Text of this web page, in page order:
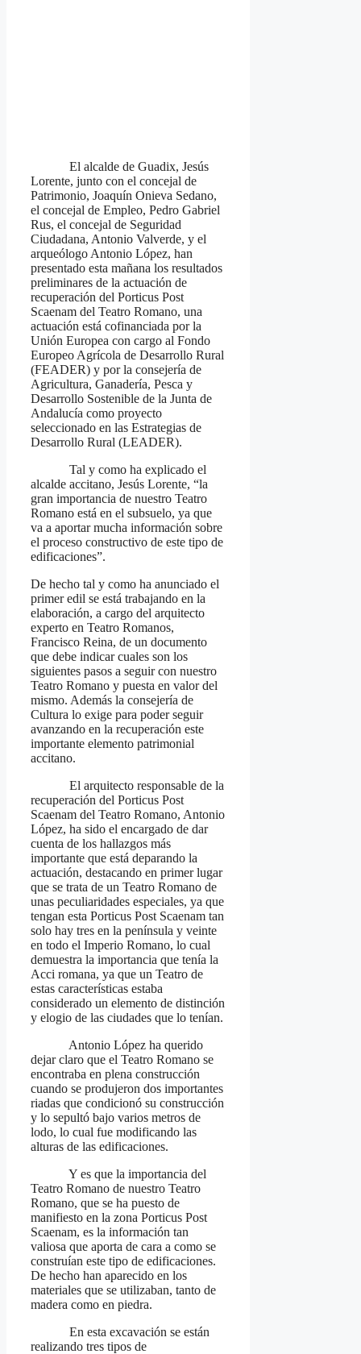
El alcalde de Guadix, Jesús
Lorente, junto con el concejal de
Patrimonio, Joaquín Onieva Sedano,
el concejal de Empleo, Pedro Gabriel
Rus, el concejal de Seguridad
Ciudadana, Antonio Valverde, y el
arqueólogo Antonio López, han
presentado esta mañana los resultados
preliminares de la actuación de
recuperación del Porticus Post
Scaenam del Teatro Romano, una
actuación está cofinanciada por la
Unión Europea con cargo al Fondo
Europeo Agrícola de Desarrollo Rural
(FEADER) y por la consejería de
Agricultura, Ganadería, Pesca y
Desarrollo Sostenible de la Junta de
Andalucía como proyecto
seleccionado en las Estrategias de
Desarrollo Rural (LEADER).
Tal y como ha explicado el
alcalde accitano, Jesús Lorente, “la
gran importancia de nuestro Teatro
Romano está en el subsuelo, ya que
va a aportar mucha información sobre
el proceso constructivo de este tipo de
edificaciones”.
De hecho tal y como ha anunciado el
primer edil se está trabajando en la
elaboración, a cargo del arquitecto
experto en Teatro Romanos,
Francisco Reina, de un documento
que debe indicar cuales son los
siguientes pasos a seguir con nuestro
Teatro Romano y puesta en valor del
mismo. Además la consejería de
Cultura lo exige para poder seguir
avanzando en la recuperación este
importante elemento patrimonial
accitano.
El arquitecto responsable de la
recuperación del Porticus Post
Scaenam del Teatro Romano, Antonio
López, ha sido el encargado de dar
cuenta de los hallazgos más
importante que está deparando la
actuación, destacando en primer lugar
que se trata de un Teatro Romano de
unas peculiaridades especiales, ya que
tengan esta Porticus Post Scaenam tan
solo hay tres en la península y veinte
en todo el Imperio Romano, lo cual
demuestra la importancia que tenía la
Acci romana, ya que un Teatro de
estas características estaba
considerado un elemento de distinción
y elogio de las ciudades que lo tenían.
Antonio López ha querido
dejar claro que el Teatro Romano se
encontraba en plena construcción
cuando se produjeron dos importantes
riadas que condicionó su construcción
y lo sepultó bajo varios metros de
lodo, lo cual fue modificando las
alturas de las edificaciones.
Y es que la importancia del
Teatro Romano de nuestro Teatro
Romano, que se ha puesto de
manifiesto en la zona Porticus Post
Scaenam, es la información tan
valiosa que aporta de cara a como se
construían este tipo de edificaciones.
De hecho han aparecido en los
materiales que se utilizaban, tanto de
madera como en piedra.
En esta excavación se están
realizando tres tipos de